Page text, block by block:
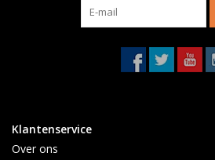
Klantenservice
Over ons